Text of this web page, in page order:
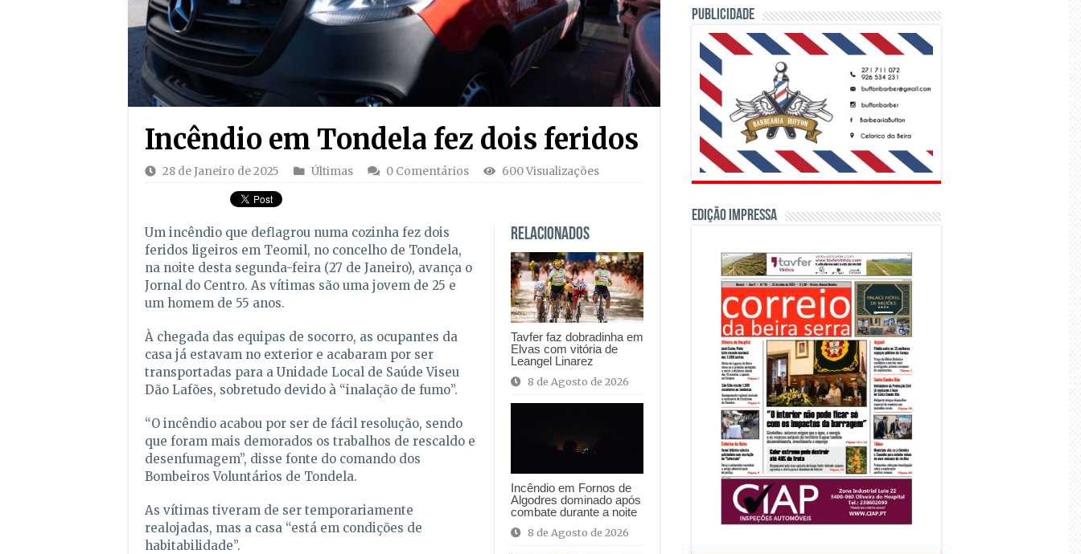
Incêndio em Tondela fez dois feridos
28 de Janeiro de 2025 Últimas 0 Comentários 600 Visualizações
Relacionados
Tavfer faz dobradinha em
Elvas com vitória de
Leangel Linarez
8 de Agosto de 2026
Incêndio em Fornos de
Algodres dominado após
combate durante a noite
8 de Agosto de 2026
Um incêndio que deflagrou numa cozinha fez dois
feridos ligeiros em Teomil, no concelho de Tondela,
na noite desta segunda-feira (27 de Janeiro), avança o
Jornal do Centro. As vítimas são uma jovem de 25 e
um homem de 55 anos.
À chegada das equipas de socorro, as ocupantes da
casa já estavam no exterior e acabaram por ser
transportadas para a Unidade Local de Saúde Viseu
Dão Lafões, sobretudo devido à “inalação de fumo”.
“O incêndio acabou por ser de fácil resolução, sendo
que foram mais demorados os trabalhos de rescaldo e
desenfumagem”, disse fonte do comando dos
Bombeiros Voluntários de Tondela.
As vítimas tiveram de ser temporariamente
realojadas, mas a casa “está em condições de
habitabilidade”.
PUBLICIDADE
Edição Impressa